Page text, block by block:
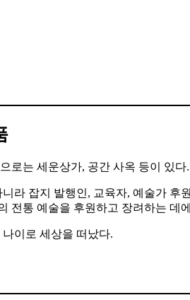
로는 세운상가, 공간 사옥 등이 있
라 잡지 발행인, 교육자, 예술가 후
전통 예술을 후원하고 장려하는 데
나이로 세상을 떠났다.